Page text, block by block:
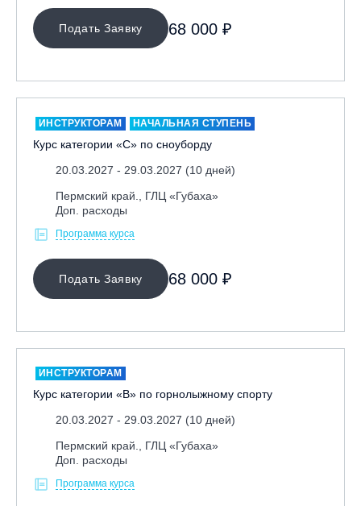
Ярославль, СП «Изгиб»
ОЧИСТИТЬ ФИЛЬТР
Подать Заявку 68 000 ₽
ИНСТРУКТОРАМ НАЧАЛЬНАЯ СТУПЕНЬ
Курс категории «С» по сноуборду
20.03.2027 - 29.03.2027 (10 дней)
Пермский край., ГЛЦ «Губаха»
Доп. расходы
Программа курса
Подать Заявку 68 000 ₽
ИНСТРУКТОРАМ
Курс категории «В» по горнолыжному спорту
20.03.2027 - 29.03.2027 (10 дней)
Пермский край., ГЛЦ «Губаха»
Доп. расходы
Программа курса